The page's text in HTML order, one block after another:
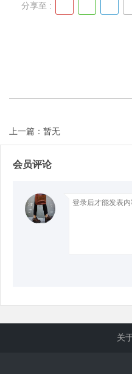
d
分享至 :
上一篇：暂无
会员评论
关